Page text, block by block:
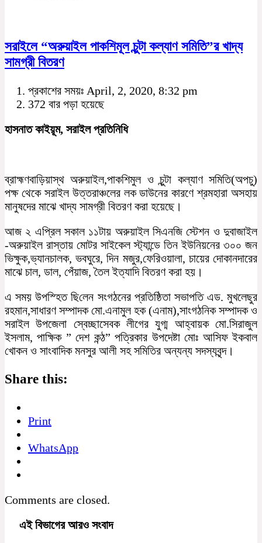
সরাইলে “অরুয়াইল পাকশিমূল চুন্টা কল্যাণ সমিতি”র খাদ্য
সামগ্রী বিতরণ
প্রকাশের সময়ঃ April, 2, 2020, 8:32 pm
372 বার পড়া হয়েছে
হাসনাত কাইয়ূম, সরাইল প্রতিনিধি
ব্রাহ্মণবাড়িয়াস্থ অরুয়াইল,পাকশিমুল ও চুন্টা কল্যাণ সমিতি(অপচু)
পক্ষ থেকে সরাইল উত্তরাঞ্চলের লক ডাউনের কারণে শ্রমহারা অসহায়
মানুষদের মাঝে খাদ্য সামগ্রী বিতরণ করা হয়েছে।
আজ ২ এপ্রিল সকাল ১১টায় অরুয়াইল সিএনজি স্টেশন ও দুবাজাইল
-অরুয়াইল রাস্তায় মোটর সাইকেল স্ট্যান্ডে তিন ইউনিয়নের ৩০০ জন
ভিক্ষুক,ভ্যানচালক, ভবঘুরে, দিন মজুর,ফেরিওয়ালা, চায়ের দোকানদারের
মাঝে চাল, ডাল, পেঁয়াজ, তৈল ইত্যাদি বিতরণ করা হয়।
এ সময় উপ‌স্হিত ছি‌লেন সংগঠনের প্রতিষ্ঠিতা সভাপতি এড. মুখলেছুর
রহমান,সাধারণ সম্পাদক মো.এনামুল হক (এনাম),সাংগঠনিক সম্পাদক ও
সরাইল উপজেলা স্বেচ্ছাসেবক লীগের যুগ্ম আহ্বায়ক মো.সিরাজুল
ইসলাম, পাক্ষিক ” দেশ কন্ঠ” পত্রিকার উপদেষ্টা মোঃ আসিফ ইকবাল
খোকন ও সাংবাদিক মনসুর আলী সহ সমিতির অন্যন্য সদস্যবৃন্দ।
Share this:
Print
WhatsApp
Comments are closed.
এই বিভাগের আরও সংবাদ